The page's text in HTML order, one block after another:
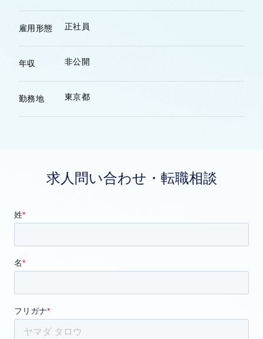
雇用形態 正社員
年収 非公開
勤務地 東京都
求人問い合わせ・転職相談